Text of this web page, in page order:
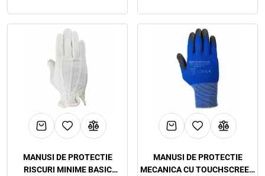
MANUSI DE PROTECTIE
RISCURI MINIME BASIC
MANUSI DE PROTECTIE
MECANICA CU TOUCHSCREEN